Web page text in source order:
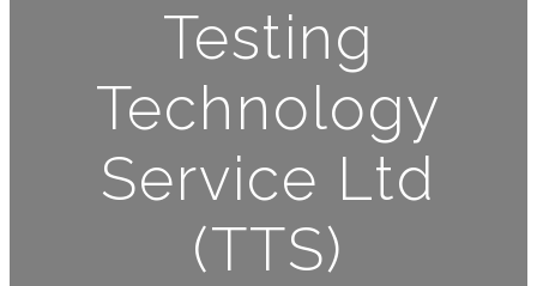
Testing
Technology
Service Ltd
(TTS)